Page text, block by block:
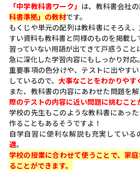
「中学教科書ワーク」 は、教科書会社
科書準拠」の教材です。
もくじや単元の配列は教科書にそろえ
すい資料も教科書と同様のものを掲載し
習っていない用語が出てきて戸惑うこと
急に深化した学習内容にもしっかり対応。
重要事項の色分けや、テストに出やす
しているので、 大事なことをわかりやす
また、教科書の内容にあわせた問題を
際のテストの内容に近い問題に挑むこと
学校の先生もこのような教科書にあっ
作ることもあるそうですよ！
自学自習に便利な解説も充実している
適。
学校の授業に合わせて使うことで、家
ることができます。